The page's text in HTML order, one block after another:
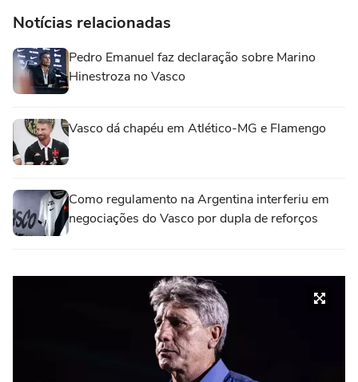
Notícias relacionadas
Pedro Emanuel faz declaração sobre Marino
Hinestroza no Vasco
Vasco dá chapéu em Atlético-MG e Flamengo
Como regulamento na Argentina interferiu em
negociações do Vasco por dupla de reforços